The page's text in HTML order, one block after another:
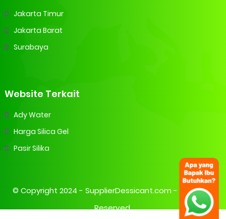
Jakarta Timur
Jakarta Barat
Surabaya
Website Terkait
Ady Water
Harga Silica Gel
Pasir Silika
© Copyright 2024 -SupplierDessicant.com - All Rights
Reserved.